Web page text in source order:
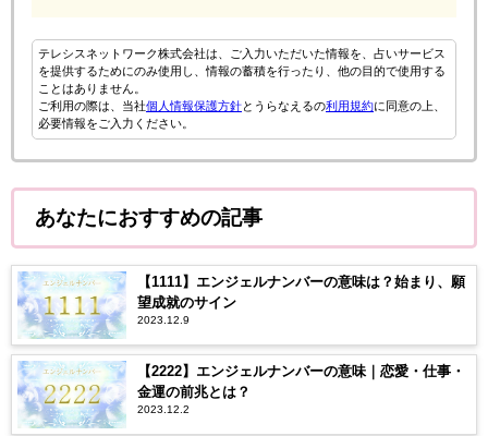
テレシスネットワーク株式会社は、ご入力いただいた情報を、占いサービス
を提供するためにのみ使用し、情報の蓄積を行ったり、他の目的で使用する
ことはありません。
ご利用の際は、当社個人情報保護方針とうらなえるの利用規約に同意の上、
必要情報をご入力ください。
あなたにおすすめの記事
【1111】エンジェルナンバーの意味は？始まり、願
望成就のサイン
2023.12.9
【2222】エンジェルナンバーの意味｜恋愛・仕事・
金運の前兆とは？
2023.12.2